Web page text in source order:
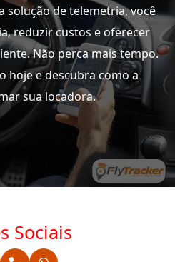
solução de telemetria, você
reduzir custos e oferecer
Não perca mais tempo.
hoje e descubra como a
sua locadora.
Sociais